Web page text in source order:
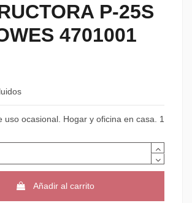
P-25S
4701001
uso ocasional. Hogar y oficina en casa. 1
Añadir al carrito